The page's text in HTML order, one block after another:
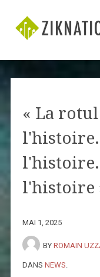
« La
l'histoire.
l'histoire.
l'histoire
MAI 1, 2025
BY ROMAIN
DANS NEWS